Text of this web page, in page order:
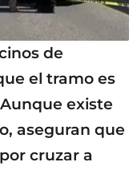
de
el tramo es
existe
aseguran que
cruzar a